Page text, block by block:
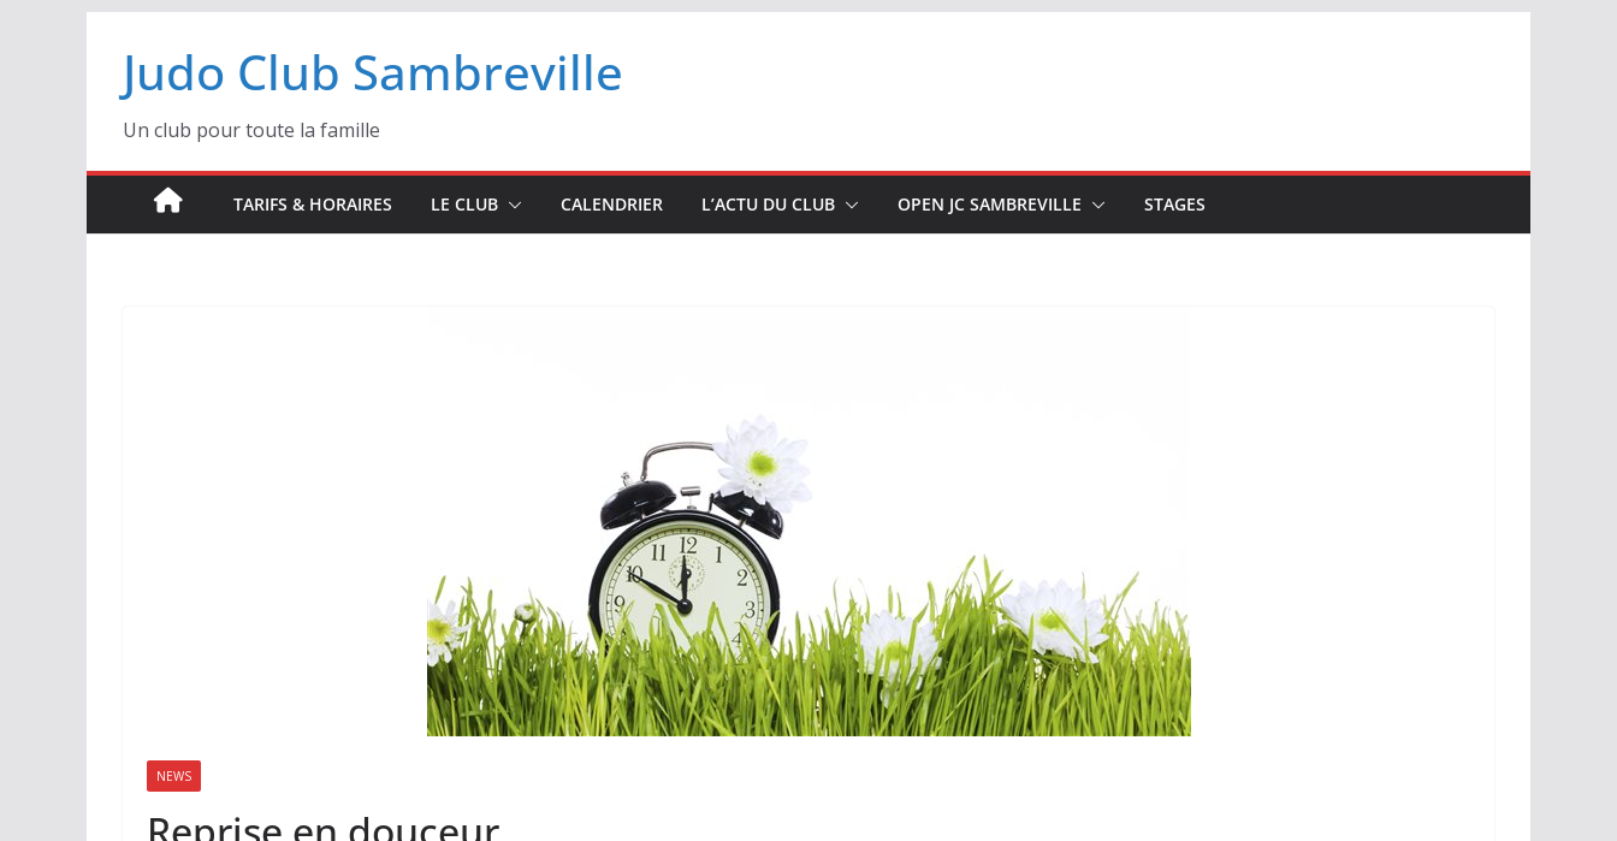
contenu
Judo Club Sambreville
Un club pour toute la famille
TARIFS & HORAIRES LE CLUB CALENDRIER L’ACTU DU CLUB OPEN JC SAMBREVILLE STAGES
NEWS